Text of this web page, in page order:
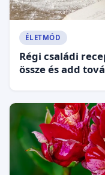
ÉLETMÓD
Régi családi
össze és add